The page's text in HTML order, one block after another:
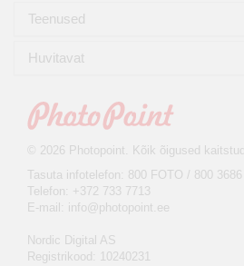
Teenused
Huvitavat
© 2026 Photopoint. Kõik õigused kaitstud
Tasuta infotelefon: 800 FOTO / 800 3686
Telefon: +372 733 7713
E-mail: info@photopoint.ee
Nordic Digital AS
Registrikood: 10240231